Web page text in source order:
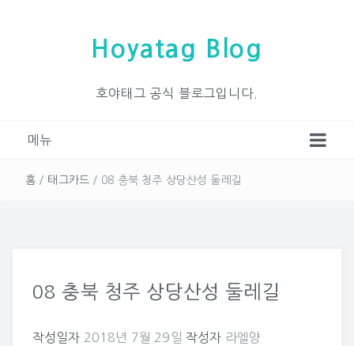
Hoyatag Blog
호야태그 공식 블로그입니다.
메뉴
홈 / 태그카드 / 08 충북 청주 상당산성 둘레길
08 충북 청주 상당산성 둘레길
작성일자 2018년 7월 29일 작성자 라엘양